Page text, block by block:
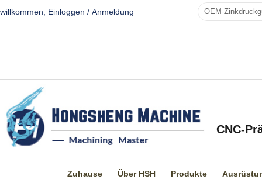
willkommen, Einloggen / Anmeldung
CNC-
Zuhause Über HSH Produkte